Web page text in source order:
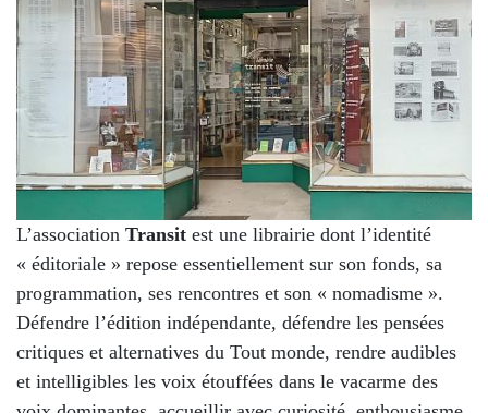
L’association Transit est une librairie dont l’identité
« éditoriale » repose essentiellement sur son fonds, sa
programmation, ses rencontres et son « nomadisme ».
Défendre l’édition indépendante, défendre les pensées
critiques et alternatives du Tout monde, rendre audibles
et intelligibles les voix étouffées dans le vacarme des